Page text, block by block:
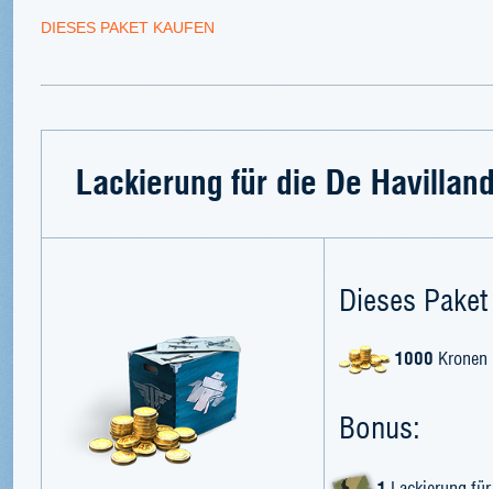
DIESES PAKET KAUFEN
Lackierung für die De
Dieses
1000 Kronen
Bonus: